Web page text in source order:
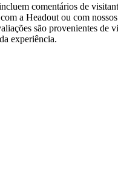
comentários de
a Headout ou com
são provenientes de
experiência.